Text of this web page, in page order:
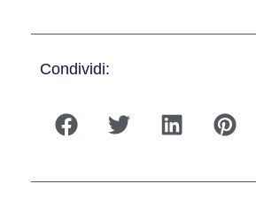
Condividi: